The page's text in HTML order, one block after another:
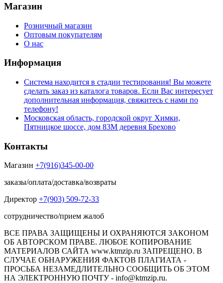
Магазин
Розничный магазин
Оптовым покупателям
О нас
Информация
Система находится в стадии тестирования! Вы можете
сделать заказ из каталога товаров. Если Вас интересует
дополнительная информация, свяжитесь с нами по
телефону!
Московская область, городской округ Химки,
Пятницкое шоссе, дом 83М деревня Брехово
Контакты
Магазин +7(916)345-00-00
заказы/оплата/доставка/возвраты
Директор +7(903) 509-72-33
сотрудничество/прием жалоб
ВСЕ ПРАВА ЗАЩИЩЕНЫ И ОХРАНЯЮТСЯ ЗАКОНОМ
ОБ АВТОРСКОМ ПРАВЕ. ЛЮБОЕ КОПИРОВАНИЕ
МАТЕРИАЛОВ САЙТА www.ktmzip.ru ЗАПРЕЩЕНО. В
СЛУЧАЕ ОБНАРУЖЕНИЯ ФАКТОВ ПЛАГИАТА -
ПРОСЬБА НЕЗАМЕДЛИТЕЛЬНО СООБЩИТЬ ОБ ЭТОМ
НА ЭЛЕКТРОННУЮ ПОЧТУ - info@ktmzip.ru.